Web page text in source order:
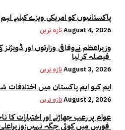
پاکستانیوں کو امریکی ویزے کیلیے
تازہ ترینAugust 4, 2026
وزیراعظم نےوفاقی وزارتوں اور
تازہ ترینAugust 3, 2026
ایم کیو ایم پاکستان میں اختلافات
تازہ ترینAugust 2, 2026
عوام پر رعب جھاڑنے اور اختیارات کا